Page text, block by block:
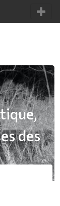
des